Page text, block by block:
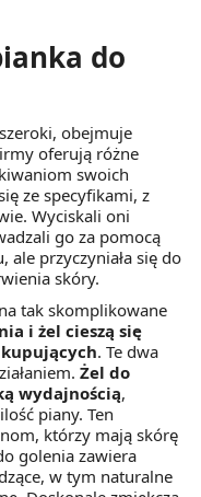
do
obejmuje
oferują różne
swoich
ze specyfikami, z
Wyciskali oni
go za pomocą
ale przyczyniała się do
skóry.
tak skomplikowane
i żel cieszą się
. Te dwa
Żel do
wydajnością,
piany. Ten
którzy mają skórę
golenia zawiera
w tym naturalne